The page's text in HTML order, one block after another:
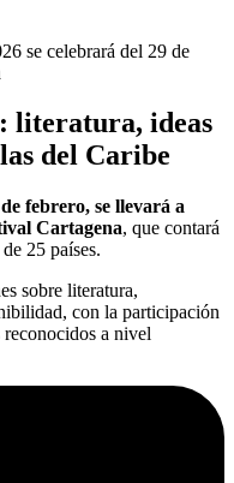
se celebrará del 29 de
literatura, ideas
del Caribe
febrero, se llevará a
Cartagena, que contará
25 países.
sobre literatura,
con la participación
reconocidos a nivel